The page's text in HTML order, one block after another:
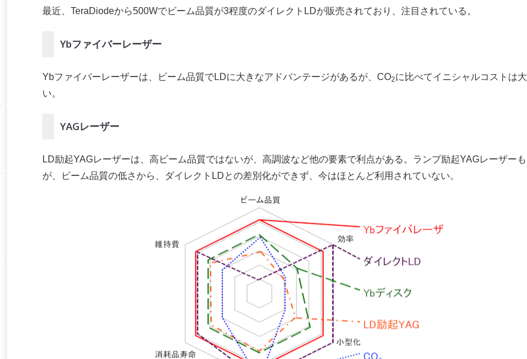
最近、TeraDiodeから500Wでビーム品質が3程度のダイレクトLDが販売されており、注目されている。
Ybファイバーレーザー
Ybファイバーレーザーは、ビーム品質でLDに大きなアドバンテージがあるが、CO2に比べてイニシャルコストは
い。
YAGレーザー
LD励起YAGレーザーは、高ビーム品質ではないが、高調波など他の要素で利点がある。ランプ励起YAGレーザー
が、ビーム品質の低さから、ダイレクトLDとの差別化ができず、今はほとんど利用されていない。